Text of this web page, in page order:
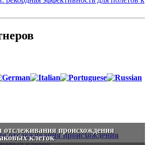
происхождения
клеток